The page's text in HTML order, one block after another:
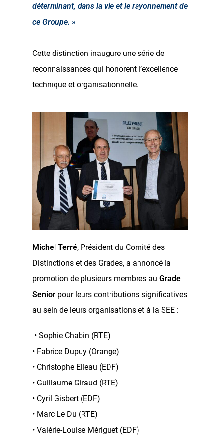
déterminant, dans la vie et le rayonnement de
ce Groupe. »
Cette distinction inaugure une série de
reconnaissances qui honorent l’excellence
technique et organisationnelle.
Michel Terré, Président du Comité des
Distinctions et des Grades, a annoncé la
promotion de plusieurs membres au Grade
Senior pour leurs contributions significatives
au sein de leurs organisations et à la SEE :
• Sophie Chabin (RTE)
• Fabrice Dupuy (Orange)
• Christophe Elleau (EDF)
• Guillaume Giraud (RTE)
• Cyril Gisbert (EDF)
• Marc Le Du (RTE)
• Valérie-Louise Mériguet (EDF)